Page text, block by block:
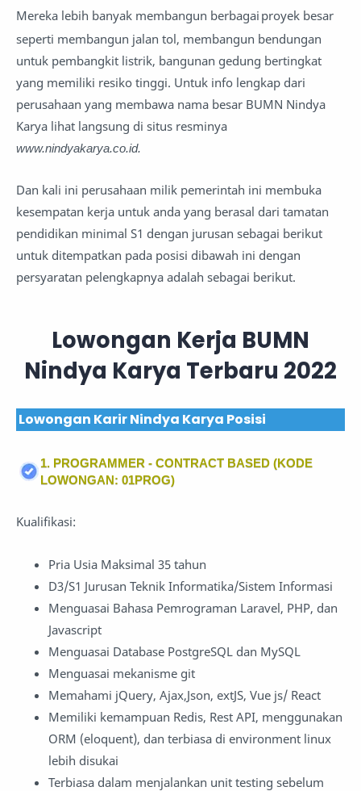
Mereka lebih banyak membangun berbagai proyek besar
seperti membangun jalan tol, membangun bendungan
untuk pembangkit listrik, bangunan gedung bertingkat
yang memiliki resiko tinggi. Untuk info lengkap dari
perusahaan yang membawa nama besar BUMN Nindya
Karya lihat langsung di situs resminya
www.nindyakarya.co.id.
Dan kali ini perusahaan milik pemerintah ini membuka
kesempatan kerja untuk anda yang berasal dari tamatan
pendidikan minimal S1 dengan jurusan sebagai berikut
untuk ditempatkan pada posisi dibawah ini dengan
persyaratan pelengkapnya adalah sebagai berikut.
Lowongan Kerja BUMN
Nindya Karya Terbaru 2022
Lowongan Karir Nindya Karya Posisi
1. PROGRAMMER - CONTRACT BASED (KODE
LOWONGAN: 01PROG)
Kualifikasi:
Pria Usia Maksimal 35 tahun
D3/S1 Jurusan Teknik Informatika/Sistem Informasi
Menguasai Bahasa Pemrograman Laravel, PHP, dan
Javascript
Menguasai Database PostgreSQL dan MySQL
Menguasai mekanisme git
Memahami jQuery, Ajax,Json, extJS, Vue js/ React
Memiliki kemampuan Redis, Rest API, menggunakan
ORM (eloquent), dan terbiasa di environment linux
lebih disukai
Terbiasa dalam menjalankan unit testing sebelum